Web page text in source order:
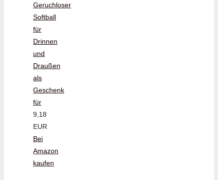
Geruchloser
Softball
für
Drinnen
und
Draußen
als
Geschenk
für
9,18
EUR
Bei
Amazon
kaufen